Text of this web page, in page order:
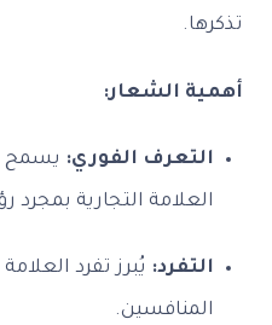
تذكرها.
أهمية الشعار:
التعرف الفوري: يسمح
العلامة التجارية بمجرد
التفرد: يُبرز تفرد
المنافسين.